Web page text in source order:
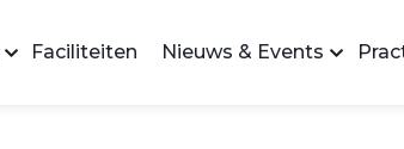
Faciliteiten Nieuws & Events